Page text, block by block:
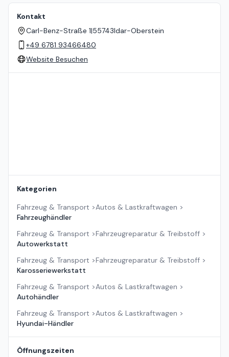
Kontakt
Carl-Benz-Straße 1|55743Idar-Oberstein
+49 6781 93466480
Website Besuchen
Kategorien
Fahrzeug & Transport >Autos & Lastkraftwagen >
Fahrzeughändler
Fahrzeug & Transport >Fahrzeugreparatur & Treibstoff >
Autowerkstatt
Fahrzeug & Transport >Fahrzeugreparatur & Treibstoff >
Karosseriewerkstatt
Fahrzeug & Transport >Autos & Lastkraftwagen >
Autohändler
Fahrzeug & Transport >Autos & Lastkraftwagen >
Hyundai-Händler
Öffnungszeiten